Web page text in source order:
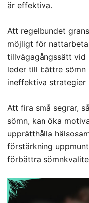
är effektiva.
Att regelbundet
möjligt för
tillvägagångssätt vid
leder till bättre sömn
ineffektiva strategier
Att fira små segrar,
sömn, kan öka
upprätthålla
förstärkning
förbättra